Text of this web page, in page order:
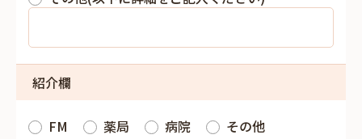
紹介欄
FM 薬局 病院 その他